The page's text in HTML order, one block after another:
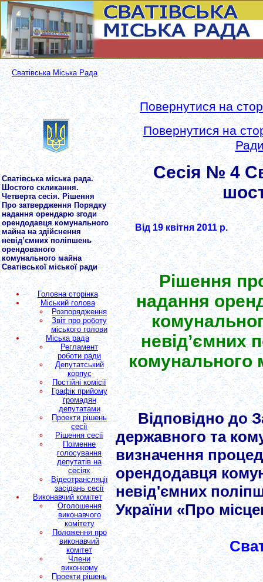
Сватівська Міська Рада
Сватівська міська рада.
Шостого скликання.
Четверта сесія. Рішення
Про затвердження Порядку
надання орендарю згоди
орендодавця комунального
майна на здійснення
невід’ємних поліпшень
орендованого
комунального майна
Сватівської міської ради
Головна сторінка
Міський голова
Розпорядження
Звіт про роботу
міського голови
Міська рада
Регламент
роботи ради
Депутатський
корпус
Постійні комісії
Графік прийому
громадян
депутатами
Проекти рішень
сесії
Рішення сесії
Поіменне
голосування
депутатів на
сесіях
Відеотрансляції
засідань сесії
Виконавчий комітет
Оголошення
виконавчого
комітету
Положення про
виконавчий
комітет
Члени
виконкому
Проекти рішень
Повернутися на
Повернутися на
Сесія № 4
Від 19 квітня 2011 р.
Рішення
надання
невід’ємних
комунального
Відповідно до
державного та
визначення
орендодавця
невід'ємних
України «Про